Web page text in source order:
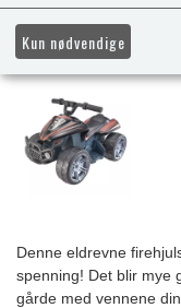
Denne eldrevne
spenning! Det blir mye
gårde med vennene
Kun nødvendige